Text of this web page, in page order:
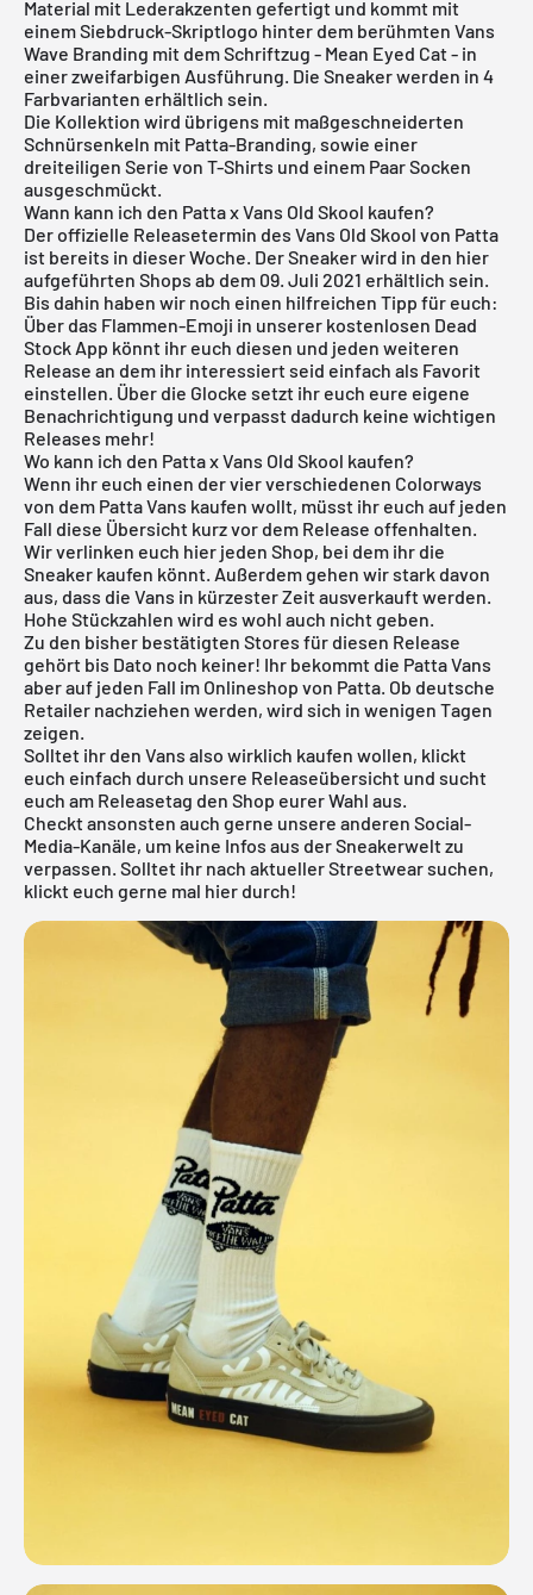
Material mit Lederakzenten gefertigt und kommt mit
einem Siebdruck-Skriptlogo hinter dem berühmten Vans
Wave Branding mit dem Schriftzug - Mean Eyed Cat - in
einer zweifarbigen Ausführung. Die Sneaker werden in 4
Farbvarianten erhältlich sein.
Die Kollektion wird übrigens mit maßgeschneiderten
Schnürsenkeln mit Patta-Branding, sowie einer
dreiteiligen Serie von T-Shirts und einem Paar Socken
ausgeschmückt.
Wann kann ich den Patta x Vans Old Skool kaufen?
Der offizielle Releasetermin des Vans Old Skool von Patta
ist bereits in dieser Woche. Der Sneaker wird in den hier
aufgeführten Shops ab dem 09. Juli 2021 erhältlich sein.
Bis dahin haben wir noch einen hilfreichen Tipp für euch:
Über das Flammen-Emoji in unserer kostenlosen Dead
Stock App könnt ihr euch diesen und jeden weiteren
Release an dem ihr interessiert seid einfach als Favorit
einstellen. Über die Glocke setzt ihr euch eure eigene
Benachrichtigung und verpasst dadurch keine wichtigen
Releases mehr!
Wo kann ich den Patta x Vans Old Skool kaufen?
Wenn ihr euch einen der vier verschiedenen Colorways
von dem Patta Vans kaufen wollt, müsst ihr euch auf jeden
Fall diese Übersicht kurz vor dem Release offenhalten.
Wir verlinken euch hier jeden Shop, bei dem ihr die
Sneaker kaufen könnt. Außerdem gehen wir stark davon
aus, dass die Vans in kürzester Zeit ausverkauft werden.
Hohe Stückzahlen wird es wohl auch nicht geben.
Zu den bisher bestätigten Stores für diesen Release
gehört bis Dato noch keiner! Ihr bekommt die Patta Vans
aber auf jeden Fall im Onlineshop von Patta. Ob deutsche
Retailer nachziehen werden, wird sich in wenigen Tagen
zeigen.
Solltet ihr den Vans also wirklich kaufen wollen, klickt
euch einfach durch unsere Releaseübersicht und sucht
euch am Releasetag den Shop eurer Wahl aus.
Checkt ansonsten auch gerne unsere anderen Social-
Media-Kanäle, um keine Infos aus der Sneakerwelt zu
verpassen. Solltet ihr nach aktuellerStreetwearsuchen,
klickt euch gerne mal hier durch!